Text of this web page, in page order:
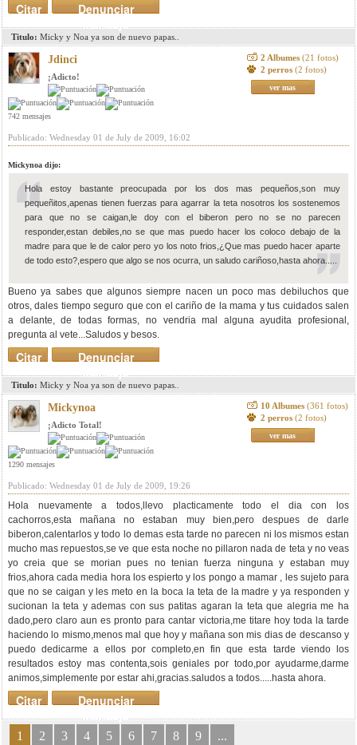
Denunciar
mensaje
Citar
Titulo: Micky y Noa ya son de nuevo papas..
Jdinci
¡Adicto!
742 mensajes
2 Albumes (21 fotos)
2 perros (2 fotos)
ver mas
Publicado: Wednesday 01 de July de 2009, 16:02
Mickynoa dijo:
Hola estoy bastante preocupada por los dos mas pequeños,son muy
pequeñitos,apenas tienen fuerzas para agarrar la teta nosotros los sostenemos
para que no se caigan,le doy con el biberon pero no se no parecen
responder,estan debiles,no se que mas puedo hacer los coloco debajo de la
madre para que le de calor pero yo los noto frios,¿Que mas puedo hacer aparte
de todo esto?,espero que algo se nos ocurra, un saludo cariñoso,hasta ahora.....
Bueno ya sabes que algunos siempre nacen un poco mas debiluchos que
otros, dales tiempo seguro que con el cariño de la mama y tus cuidados salen
a delante, de todas formas, no vendria mal alguna ayudita profesional,
pregunta al vete...Saludos y besos.
Denunciar
mensaje
Citar
Titulo: Micky y Noa ya son de nuevo papas..
Mickynoa
¡Adicto Total!
1290 mensajes
10 Albumes (361 fotos)
2 perros (2 fotos)
ver mas
Publicado: Wednesday 01 de July de 2009, 19:26
Hola nuevamente a todos,llevo placticamente todo el dia con los
cachorros,esta mañana no estaban muy bien,pero despues de darle
biberon,calentarlos y todo lo demas esta tarde no parecen ni los mismos estan
mucho mas repuestos,se ve que esta noche no pillaron nada de teta y no veas
yo creia que se morian pues no tenian fuerza ninguna y estaban muy
frios,ahora cada media hora los espierto y los pongo a mamar , les sujeto para
que no se caigan y les meto en la boca la teta de la madre y ya responden y
sucionan la teta y ademas con sus patitas agaran la teta que alegria me ha
dado,pero claro aun es pronto para cantar victoria,me titare hoy toda la tarde
haciendo lo mismo,menos mal que hoy y mañana son mis dias de descanso y
puedo dedicarme a ellos por completo,en fin que esta tarde viendo los
resultados estoy mas contenta,sois geniales por todo,por ayudarme,darme
animos,simplemente por estar ahi,gracias.saludos a todos.....hasta ahora.
Denunciar
mensaje
Citar
1 2 3 4 5 6 7 8 9
...